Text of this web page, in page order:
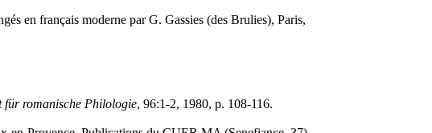
en français moderne par G. Gassies (des Brulies), Paris,
für romanische Philologie, 96:1-2, 1980, p. 108-116.